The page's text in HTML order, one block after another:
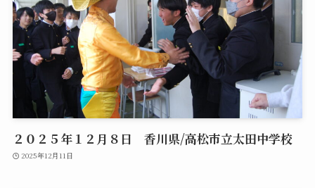
２０２５年１２月８日 香川県/高松市立太田中学校
2025年12月11日